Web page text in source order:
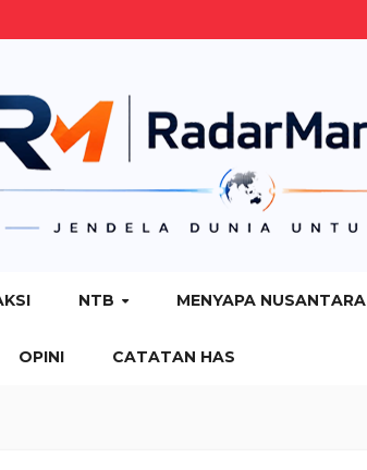
NTB MENYAPA NUSANTARA
OPINI CATATAN HAS